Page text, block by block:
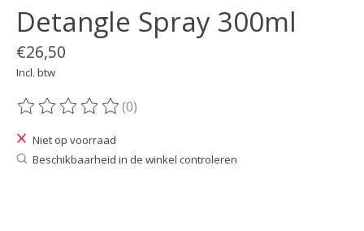
Detangle Spray 300ml
€26,50
Incl. btw
De beoordeling van dit product is
(0)
Niet op voorraad
Beschikbaarheid in de winkel controleren